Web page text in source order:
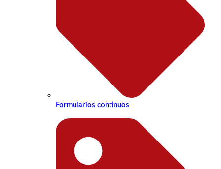
Formularios continuos